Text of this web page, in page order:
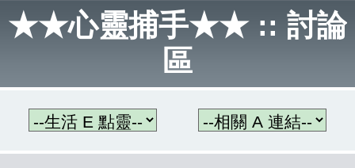
★★心靈捕手★★ :: 討論
區